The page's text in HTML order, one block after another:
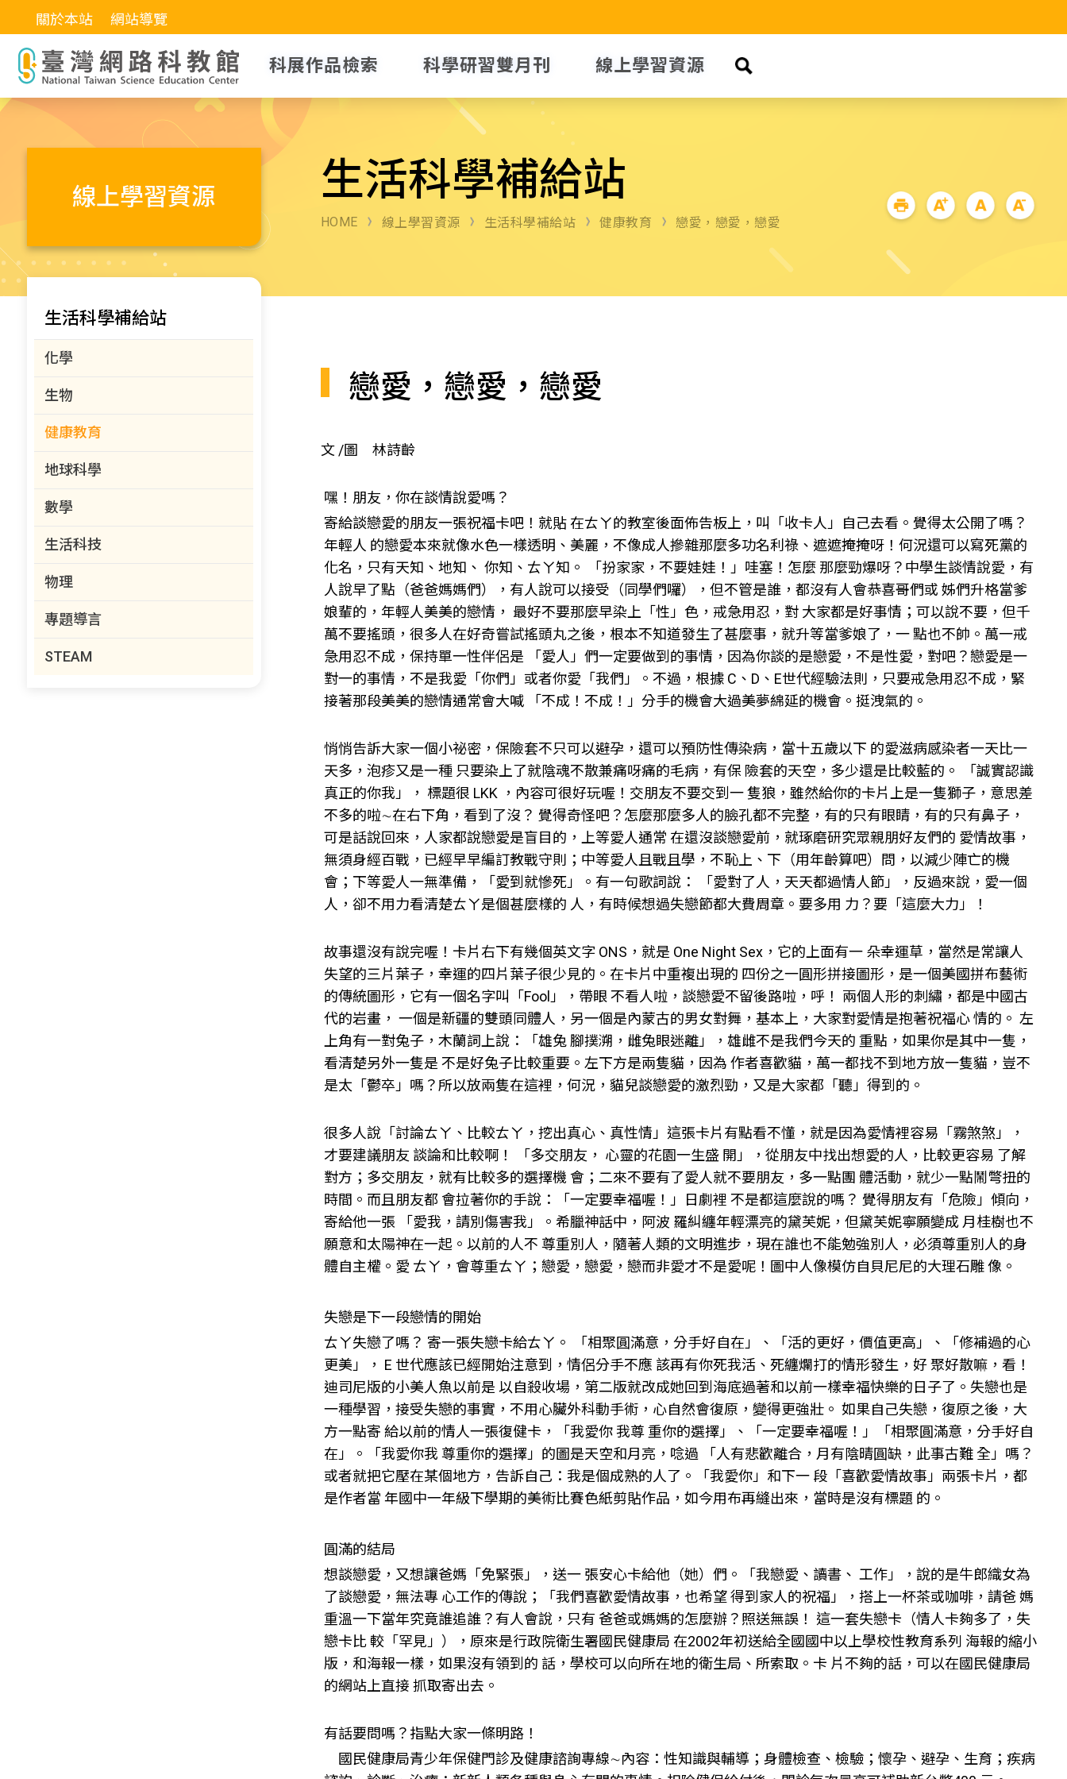
關於本站 網站導覽
科展作品檢索 科學研習雙月刊 線上學習資源
線上學習資源 生活科學補給站
HOME 線上學習資源 生活科學補給站 健康教育 戀愛，戀愛，戀愛
生活科學補給站
化學
生物
健康教育
地球科學
數學
生活科技
物理
專題導言
STEAM
戀愛，戀愛，戀愛
文 /圖 林詩齡
嘿！朋友，你在談情說愛嗎？
寄給談戀愛的朋友一張祝福卡吧！就貼 在ㄊㄚ的教室後面佈告板上，叫「收卡人」自己去看。覺得太公開了嗎？
年輕人 的戀愛本來就像水色一樣透明、美麗，不像成人摻雜那麼多功名利祿、遮遮掩掩呀！何況還可以寫死黨的
化名，只有天知、地知、 你知、ㄊㄚ知。 「扮家家，不要娃娃！」哇塞！怎麼 那麼勁爆呀？中學生談情說愛，有
人說早了點（爸爸媽媽們），有人說可以接受（同學們囉），但不管是誰，都沒有人會恭喜哥們或 姊們升格當爹
娘輩的，年輕人美美的戀情， 最好不要那麼早染上「性」色，戒急用忍，對 大家都是好事情；可以說不要，但千
萬不要搖頭，很多人在好奇嘗試搖頭丸之後，根本不知道發生了甚麼事，就升等當爹娘了，一 點也不帥。萬一戒
急用忍不成，保持單一性伴侶是 「愛人」們一定要做到的事情，因為你談的是戀愛，不是性愛，對吧？戀愛是一
對一的事情，不是我愛「你們」或者你愛「我們」。不過，根據 C、D、E世代經驗法則，只要戒急用忍不成，緊
接著那段美美的戀情通常會大喊 「不成！不成！」分手的機會大過美夢綿延的機會。挺洩氣的。
悄悄告訴大家一個小祕密，保險套不只可以避孕，還可以預防性傳染病，當十五歲以下 的愛滋病感染者一天比一
天多，泡疹又是一種 只要染上了就陰魂不散兼痛呀痛的毛病，有保 險套的天空，多少還是比較藍的。 「誠實認識
真正的你我」， 標題很 LKK ，內容可很好玩喔！交朋友不要交到一 隻狼，雖然給你的卡片上是一隻獅子，意思差
不多的啦∼在右下角，看到了沒？ 覺得奇怪吧？怎麼那麼多人的臉孔都不完整，有的只有眼睛，有的只有鼻子，
可是話說回來，人家都說戀愛是盲目的，上等愛人通常 在還沒談戀愛前，就琢磨研究眾親朋好友們的 愛情故事，
無須身經百戰，已經早早編訂教戰守則；中等愛人且戰且學，不恥上、下（用年齡算吧）問，以減少陣亡的機
會；下等愛人一無準備，「愛到就慘死」。有一句歌詞說： 「愛對了人，天天都過情人節」，反過來說，愛一個
人，卻不用力看清楚ㄊㄚ是個甚麼樣的 人，有時候想過失戀節都大費周章。要多用 力？要「這麼大力」！
故事還沒有說完喔！卡片右下有幾個英文字 ONS，就是 One Night Sex，它的上面有一 朵幸運草，當然是常讓人
失望的三片葉子，幸運的四片葉子很少見的。在卡片中重複出現的 四份之一圓形拼接圖形，是一個美國拼布藝術
的傳統圖形，它有一個名字叫「Fool」，帶眼 不看人啦，談戀愛不留後路啦，呼！ 兩個人形的刺繡，都是中國古
代的岩畫， 一個是新疆的雙頭同體人，另一個是內蒙古的男女對舞，基本上，大家對愛情是抱著祝福心 情的。 左
上角有一對兔子，木蘭詞上說：「雄兔 腳撲溯，雌兔眼迷離」，雄雌不是我們今天的 重點，如果你是其中一隻，
看清楚另外一隻是 不是好兔子比較重要。左下方是兩隻貓，因為 作者喜歡貓，萬一都找不到地方放一隻貓，豈不
是太「鬱卒」嗎？所以放兩隻在這裡，何況，貓兒談戀愛的激烈勁，又是大家都「聽」得到的。
很多人說「討論ㄊㄚ、比較ㄊㄚ，挖出真心、真性情」這張卡片有點看不懂，就是因為愛情裡容易「霧煞煞」，
才要建議朋友 談論和比較啊！ 「多交朋友， 心靈的花園一生盛 開」，從朋友中找出想愛的人，比較更容易 了解
對方；多交朋友，就有比較多的選擇機 會；二來不要有了愛人就不要朋友，多一點團 體活動，就少一點鬧彆扭的
時間。而且朋友都 會拉著你的手說：「一定要幸福喔！」日劇裡 不是都這麼說的嗎？ 覺得朋友有「危險」傾向，
寄給他一張 「愛我，請別傷害我」。希臘神話中，阿波 羅糾纏年輕漂亮的黛芙妮，但黛芙妮寧願變成 月桂樹也不
願意和太陽神在一起。以前的人不 尊重別人，隨著人類的文明進步，現在誰也不能勉強別人，必須尊重別人的身
體自主權。愛 ㄊㄚ，會尊重ㄊㄚ；戀愛，戀愛，戀而非愛才不是愛呢！圖中人像模仿自貝尼尼的大理石雕 像。
失戀是下一段戀情的開始
ㄊㄚ失戀了嗎？ 寄一張失戀卡給ㄊㄚ。 「相聚圓滿意，分手好自在」、「活的更好，價值更高」、「修補過的心
更美」， E 世代應該已經開始注意到，情侶分手不應 該再有你死我活、死纏爛打的情形發生，好 聚好散嘛，看！
迪司尼版的小美人魚以前是 以自殺收場，第二版就改成她回到海底過著和以前一樣幸福快樂的日子了。失戀也是
一種學習，接受失戀的事實，不用心臟外科動手術，心自然會復原，變得更強壯。 如果自己失戀，復原之後，大
方一點寄 給以前的情人一張復健卡，「我愛你 我尊 重你的選擇」、「一定要幸福喔！」「相聚圓滿意，分手好自
在」。「我愛你我 尊重你的選擇」的圖是天空和月亮，唸過 「人有悲歡離合，月有陰晴圓缺，此事古難 全」嗎？
或者就把它壓在某個地方，告訴自己：我是個成熟的人了。「我愛你」和下一 段「喜歡愛情故事」兩張卡片，都
是作者當 年國中一年級下學期的美術比賽色紙剪貼作品，如今用布再縫出來，當時是沒有標題 的。
圓滿的結局
想談戀愛，又想讓爸媽「免緊張」，送一 張安心卡給他（她）們。「我戀愛、讀書、 工作」，說的是牛郎織女為
了談戀愛，無法專 心工作的傳說；「我們喜歡愛情故事，也希望 得到家人的祝福」，搭上一杯茶或咖啡，請爸 媽
重溫一下當年究竟誰追誰？有人會說，只有 爸爸或媽媽的怎麼辦？照送無誤！ 這一套失戀卡（情人卡夠多了，失
戀卡比 較「罕見」），原來是行政院衛生署國民健康局 在2002年初送給全國國中以上學校性教育系列 海報的縮小
版，和海報一樣，如果沒有領到的 話，學校可以向所在地的衛生局、所索取。卡 片不夠的話，可以在國民健康局
的網站上直接 抓取寄出去。
有話要問嗎？指點大家一條明路！
國民健康局青少年保健門診及健康諮詢專線∼內容：性知識與輔導；身體檢查、檢驗；懷孕、避孕、生育；疾病